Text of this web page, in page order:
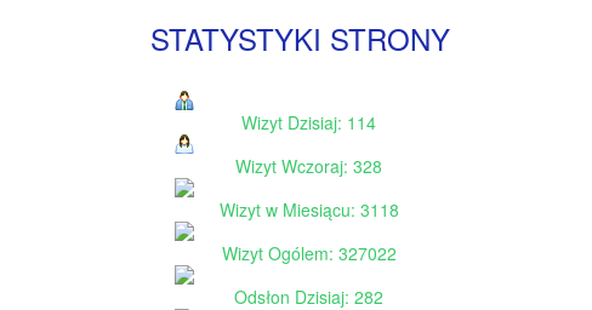
STATYSTYKI STRONY
Wizyt Dzisiaj: 114
Wizyt Wczoraj: 328
Wizyt w Miesiącu: 3118
Wizyt Ogólem: 327022
Odsłon Dzisiaj: 282